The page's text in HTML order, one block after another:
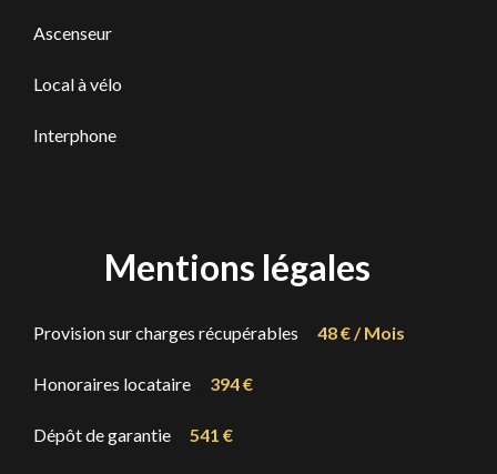
Ascenseur
Local à vélo
Interphone
Mentions légales
Provision sur charges récupérables 48 € / Mois
Honoraires locataire 394 €
Dépôt de garantie 541 €